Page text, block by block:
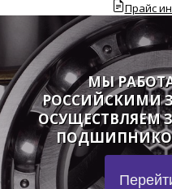
Прайс
МЫ
РОССИЙСКИМИ
ОСУЩЕСТВЛЯЕМ